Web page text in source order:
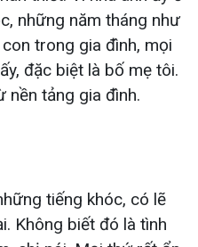
những năm tháng như
trong gia đình, mọi
đặc biệt là bố mẹ tôi.
nền tảng gia đình.
tiếng khóc, có lẽ
Không biết đó là tình